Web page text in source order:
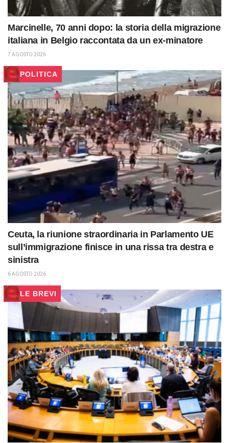
Marcinelle, 70 anni dopo: la storia della migrazione
italiana in Belgio raccontata da un ex-minatore
7 AGOSTO 2026
POLITICA
Ceuta, la riunione straordinaria in Parlamento UE
sull’immigrazione finisce in una rissa tra destra e
sinistra
6 AGOSTO 2026
LE BREVI